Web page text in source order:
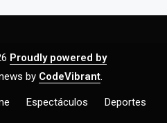
Proudly powered by
by CodeVibrant.
Espectáculos Deportes